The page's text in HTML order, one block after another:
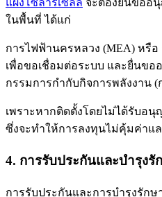
แผงโซลาร์เซลล
จะต้องยื่นขออ
ในพื้นที่ ได้แก่
การไฟฟ้านครหลวง (MEA) หรื
เพื่อขอเชื่อมต่อระบบ และยื่นข
กรรมการกำกับกิจการพลังงาน (
เพราะหากติดตั้งโดยไม่ได้รับอ
ซึ่งจะทำให้การลงทุนไม่คุ้มค่าแ
4. การรับประกันและบำรุงรั
การรับประกันและการบำรุงรัก